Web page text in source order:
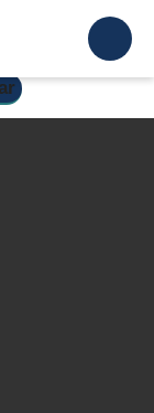
Para vê-lo,